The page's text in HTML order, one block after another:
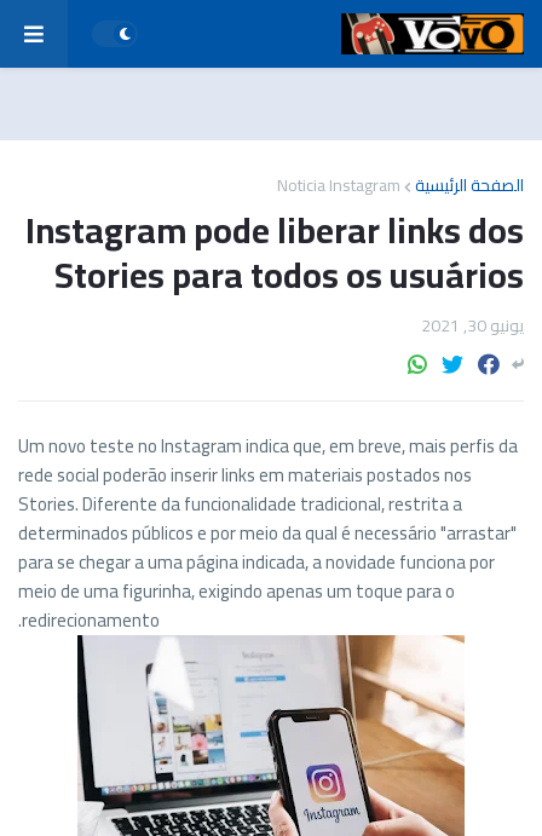
الصفحة الرئيسية Noticia Instagram
Instagram pode liberar links dos
Stories para todos os usuários
يونيو 30, 2021
Um novo teste no Instagram indica que, em breve, mais perfis da
rede social poderão inserir links em materiais postados nos
Stories. Diferente da funcionalidade tradicional, restrita a
determinados públicos e por meio da qual é necessário "arrastar"
para se chegar a uma página indicada, a novidade funciona por
meio de uma figurinha, exigindo apenas um toque para o
redirecionamento.